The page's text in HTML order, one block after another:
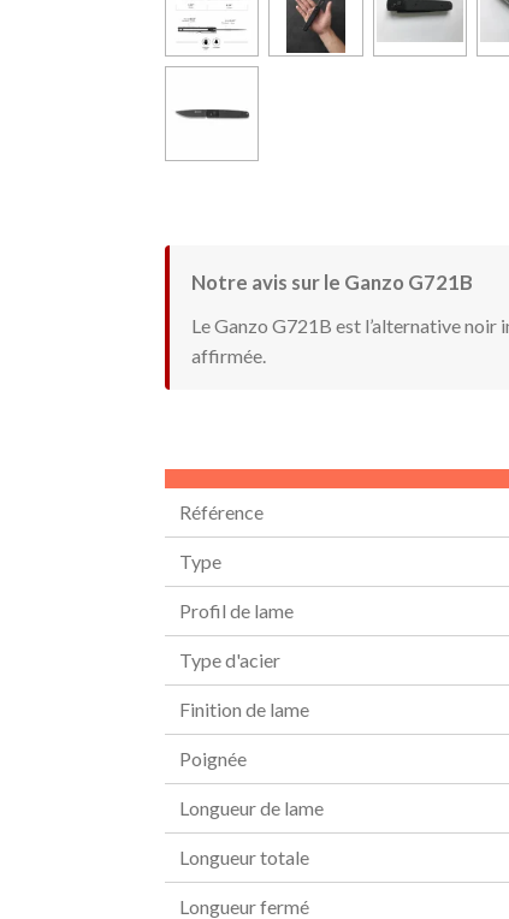
Notre avis sur le Ganzo G721B
Le Ganzo G721B est l’alternative
affirmée.
Référence
Type
Profil de lame
Type d'acier
Finition de lame
Poignée
Longueur de lame
Longueur totale
Longueur fermé